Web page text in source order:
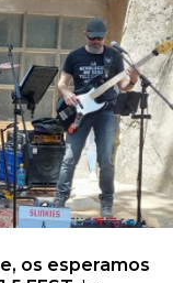
os esperamos